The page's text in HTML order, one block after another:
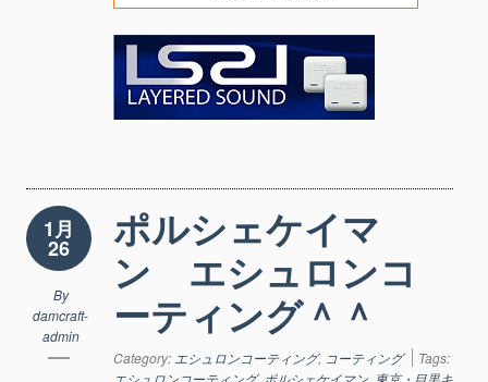
1月
26
By
damcraft-
admin
ポルシェケイマ
ン エシュロンコ
ーティング＾＾
Category: エシュロンコーティング, コーティング
Tags: